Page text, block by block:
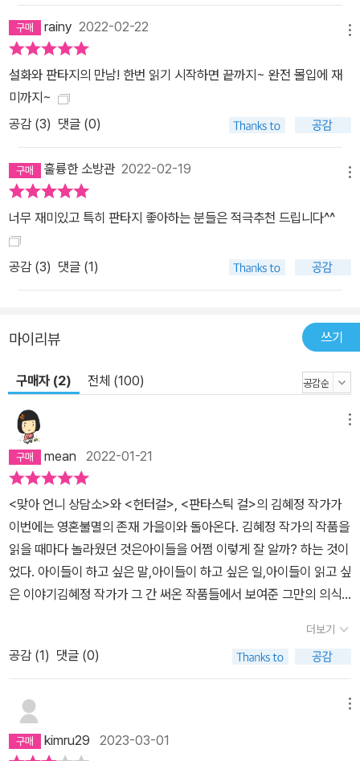
순식간에 빠져들어 읽었다. 우리의 단군 신화와 여우 전설의 재미있
는 콜라보!_나한사랑 ◇ 오백 년 동안이나 열다섯 살인 소녀에게 닥
친 대사건 속으로 빨려 들어가는 순간, 모험이 시작된다._아이린 ◇
앉은 자리에서 순식간에 다 읽어 버릴 만큼 재밌었다. 벌써부터 다음
이야기가 기다려진다._래곤 ◇ 인간 세계에 스며든 낯선 존재의 이야
기가 내 가슴을 설레게 한다. 어쩌면 내가 살고 있는 이 세상에도 가을
이 있을지도._라일락 ◇ 수천 년을 거슬러 올라가는 방대한 스케일,
읽으면 읽을수록 시간 가는 줄 몰랐고, 이야기 속으로 빠지게 된다. 마
치 야호에게 홀린 듯했다._행복바이브 ◇ 신화 속 숨겨진 이야기들이
살아 숨 쉬는 책. 순식간에 읽어 내린 야호들의 오백 년째 다른 삶 이
야기가 정말 신기했다._망고보이 ◇ 영원의 무게를 짊어지고 사는 오
하던 소녀가 갈등을 겪고 문제를 해결해 나가면서 존재 가치를 확인
하고 인정받아 가는 모습에 기쁨을 느꼈다. _서울마망 ◇ 첫 장을 넘
기는 순간 뒷이야기가 너무 궁금해 그대로 오백 년의 시간 속으로 빨
려 들어갔다. 판타지와 신화의 조합이라니. 감히 상상하지 못했던 이
야기._ufp스파클 ◇ K컬처의 힘. 한국 신화의 원형에 깜찍한 상상력
을 더했다._늘보 ◇ 몰입감이 장난 아님! 너무 재미있어서 시간 가는
줄 몰랐다._얼음별대탐험 ◇ 오백 년째 열다섯 살로 사는 것이 가혹
한 운명 같지만, 새로운 사람을 만나 다른 삶을 살아 보고 많은 것들을
깨달을 수 있다면 그것만으로도 매력적인 삶일 것 같다._또로롱또또
◇ 단군신화와 여우에 관한 전설이 만나 완성한 새로운 K판타지! 오
백 년째 열다섯으로 살아가는 가을의 마음에 완벽히 빙의되다. 어쩌
면 우리 모두의 이야기일지 모를 가을의 아픈 성장기._rainrain7
rainy 2022-02-22
설화와 판타지의 만남! 한번 읽기 시작하면 끝까지~ 완전 몰입에 재
미까지~
공감 (3) 댓글 (0)
훌륭한 소방관 2022-02-19
너무 재미있고 특히 판타지 좋아하는 분들은 적극추천 드립니다^^
공감 (3) 댓글 (1)
마이리뷰 쓰기
구매자 (2) 전체 (100)
mean 2022-01-21
<맞아 언니 상담소>와 <헌터걸>, <판타스틱 걸>의 김혜정 작가가
이번에는 영혼불멸의 존재 가을이와 돌아온다. ​​김혜정 작가의 작품을
읽을 때마다 놀라웠던 것은아이들을 어쩜 이렇게 잘 알까? 하는 것이
었다. 아이들이 하고 싶은 말,아이들이 하고 싶은 일,아이들이 읽고 싶
은 이야기김혜정 작가가 그 간 써온 작품들에서 보여준 그만의 의식
은 뱀파이어?)의 이야기가 출간된다는 소식을 듣자마자 망설임 없이
서평단에 신청했다. ​그리고 책이 왔다.이야기는 우리에게 익숙한 신
화의 한 장면에서 시작한다. 단군이 내려와 곰과 범에게 인간이 될 수
있다고 이야기 한다. 그리고 우리가 지금까지 놓쳤을 한 장면그 곁에
원구슬을 받고 영원불멸의 존재 '야호'가 된다. 몸 속 구슬은 500년에
더보기
공감 (1) 댓글 (0)
kimru29 2023-03-01